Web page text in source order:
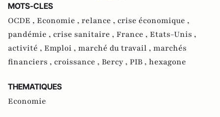
MOTS-CLES
OCDE , Economie , relance , crise économique ,
pandémie , crise sanitaire , France , Etats-Unis ,
activité , Emploi , marché du travail , marchés
financiers , croissance , Bercy , PIB , hexagone
THEMATIQUES
Economie